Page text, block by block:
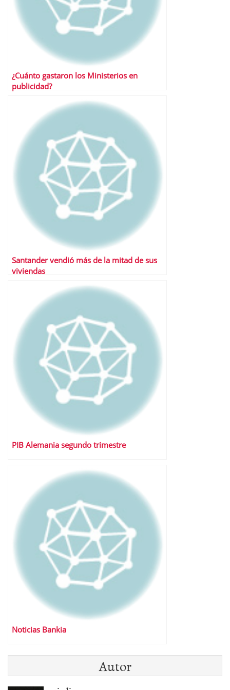
¿Cuánto gastaron los Ministerios en
publicidad?
Santander vendió más de la mitad de sus
viviendas
PIB Alemania segundo trimestre
Noticias Bankia
Autor